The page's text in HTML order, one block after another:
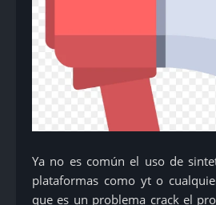
Ya no es común el uso de
plataformas como yt o
que es un problema crack el